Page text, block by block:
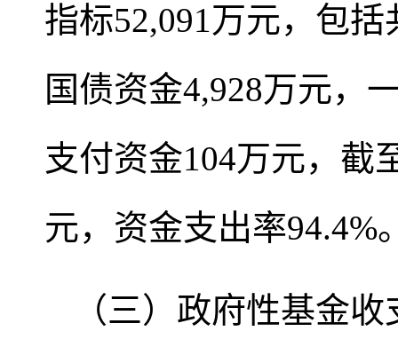
指标52,091万元，包
国债资金4,928万元，
支付资金104万元，截
元，资金支出率94.4%
（三）政府性基金